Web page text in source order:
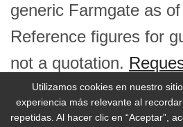
Utilizamos cookies en nuestro
experiencia más relevante al
repetidas. Al hacer clic en “Aceptar”,
generic Farmgate as
Reference figures for
not a quotation.
price report →